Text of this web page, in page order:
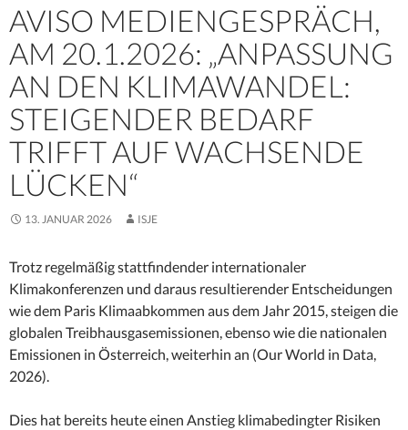
AVISO MEDIENGESPRÄCH,
AM 20.1.2026: „ANPASSUNG
AN DEN KLIMAWANDEL:
STEIGENDER BEDARF
TRIFFT AUF WACHSENDE
LÜCKEN“
13. JANUAR 2026 ISJE
Trotz regelmäßig stattfindender internationaler
Klimakonferenzen und daraus resultierender Entscheidungen
wie dem Paris Klimaabkommen aus dem Jahr 2015, steigen die
globalen Treibhausgasemissionen, ebenso wie die nationalen
Emissionen in Österreich, weiterhin an (Our World in Data,
2026).
Dies hat bereits heute einen Anstieg klimabedingter Risiken